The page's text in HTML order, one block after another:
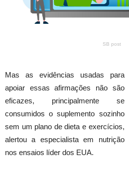
SB post
Mas as evidências usadas para
apoiar essas afirmações não são
eficazes, principalmente se
consumidos o suplemento sozinho
sem um plano de dieta e exercícios,
alertou a especialista em nutrição
nos ensaios líder dos EUA.